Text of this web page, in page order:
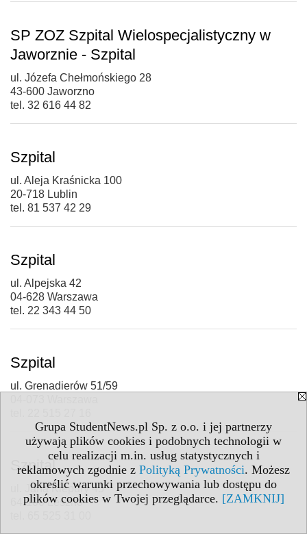
Grupa StudentNews.pl Sp. z o.o. i jej partnerzy
używają plików cookies i podobnych technologii w
celu realizacji m.in. usług statystycznych i
reklamowych zgodnie z Polityką Prywatności. Możesz
określić warunki przechowywania lub dostępu do
plików cookies w Twojej przeglądarce. [ZAMKNIJ]
SP ZOZ Szpital Wielospecjalistyczny w
Jaworznie - Szpital
ul. Józefa Chełmońskiego 28
43-600 Jaworzno
tel. 32 616 44 82
Szpital
ul. Aleja Kraśnicka 100
20-718 Lublin
tel. 81 537 42 29
Szpital
ul. Alpejska 42
04-628 Warszawa
tel. 22 343 44 50
Szpital
ul. Grenadierów 51/59
Szpital
ul. Jana Kiepury 45
64-100 Leszno